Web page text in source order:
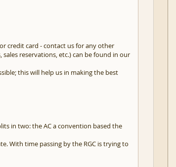
credit card - contact us for any other
reservations, etc.) can be found in our
this will help us in making the best
in two: the AC a convention based the
With time passing by the RGC is trying to